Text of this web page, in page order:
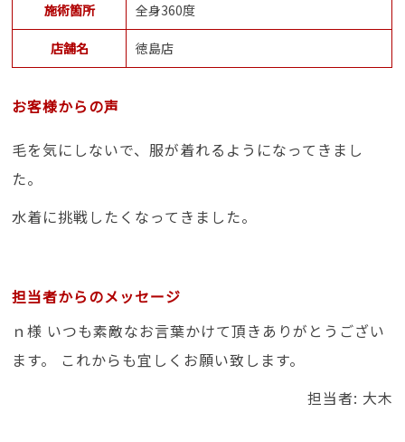
施術箇所 全身360度
店舗名 徳島店
お客様からの声
毛を気にしないで、服が着れるようになってきまし
た。
水着に挑戦したくなってきました。
担当者からのメッセージ
ｎ様 いつも素敵なお言葉かけて頂きありがとうござい
ます。 これからも宜しくお願い致します。
担当者: 大木